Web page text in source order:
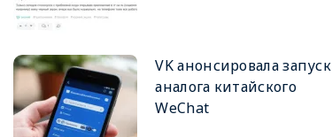
VK анонсировала запуск
аналога китайского
WeChat